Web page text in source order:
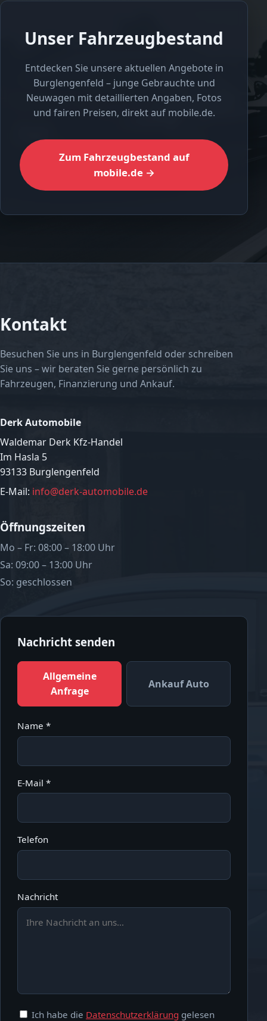
Unser Fahrzeugbestand
Entdecken Sie unsere aktuellen Angebote in
Burglengenfeld – junge Gebrauchte und
Neuwagen mit detaillierten Angaben, Fotos
und fairen Preisen, direkt auf mobile.de.
Zum Fahrzeugbestand auf
mobile.de →
Kontakt
Besuchen Sie uns in Burglengenfeld oder schreiben
Sie uns – wir beraten Sie gerne persönlich zu
Fahrzeugen, Finanzierung und Ankauf.
Derk Automobile
Waldemar Derk Kfz-Handel
Im Hasla 5
93133 Burglengenfeld
E-Mail: info@derk-automobile.de
Öffnungszeiten
Mo – Fr: 08:00 – 18:00 Uhr
Sa: 09:00 – 13:00 Uhr
So: geschlossen
Nachricht senden
Allgemeine
Anfrage
Ankauf Auto
Name *
E-Mail *
Telefon
Nachricht
Ich habe die Datenschutzerklärung gelesen